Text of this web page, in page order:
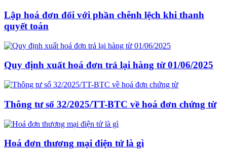
Lập hoá đơn đối với phần chênh lệch khi thanh
quyết toán
Quy định xuất hoá đơn trả lại hàng từ 01/06/2025
Thông tư số 32/2025/TT-BTC về hoá đơn chứng từ
Hoá đơn thương mại điện tử là gì